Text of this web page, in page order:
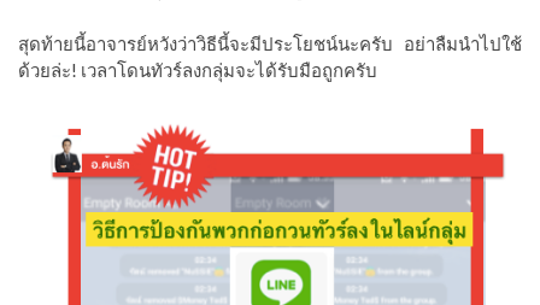
สุดท้ายนี้อาจารย์หวังว่าวิธีนี้จะมีประโยชน์นะครับ อย่าลืมนำไปใช้
ด้วยล่ะ! เวลาโดนทัวร์ลงกลุ่มจะได้รับมือถูกครับ